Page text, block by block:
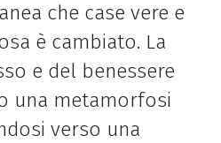
che case vere e
è cambiato. La
e del benessere
una metamorfosi
verso una